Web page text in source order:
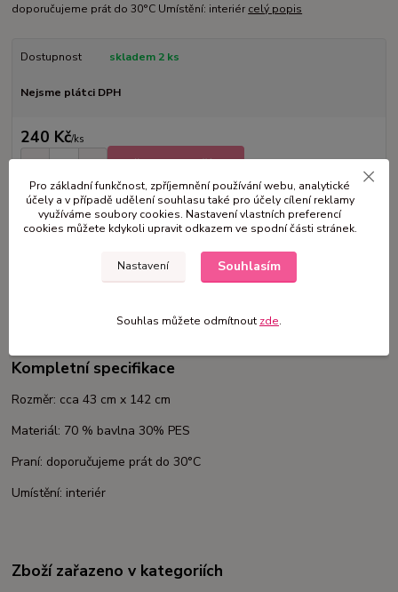
doporučujeme prát do 30°C Umístění: interiér celý popis
Dostupnost skladem 2 ks
Nejsme plátci DPH
240 Kč/ks
Přidat do košíku
Číslo produktu: JK31
Kompletní specifikace
Kompletní specifikace
Rozměr: cca 43 cm x 142 cm
Materiál: 70 % bavlna 30% PES
Praní: doporučujeme prát do 30°C
Umístění: interiér
Zboží zařazeno v kategoriích
Pro základní funkčnost, zpříjemnění používání webu, analytické
účely a v případě udělení souhlasu také pro účely cílení reklamy
využíváme soubory cookies. Nastavení vlastních preferencí
cookies můžete kdykoli upravit odkazem ve spodní části stránek.
Nastavení Souhlasím
Souhlas můžete odmítnout zde.